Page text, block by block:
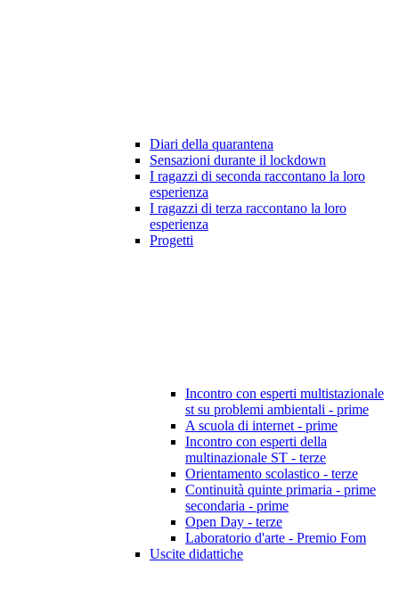
Diari della quarantena
Sensazioni durante il lockdown
I ragazzi di seconda raccontano la loro
esperienza
I ragazzi di terza raccontano la loro
esperienza
Progetti
Incontro con esperti multistazionale
st su problemi ambientali - prime
A scuola di internet - prime
Incontro con esperti della
multinazionale ST - terze
Orientamento scolastico - terze
Continuità quinte primaria - prime
secondaria - prime
Open Day - terze
Laboratorio d'arte - Premio Fom
Uscite didattiche